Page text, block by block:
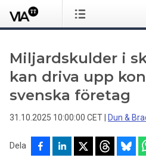
Miljardskulder i
kan driva upp
svenska företag
31.10.2025 10:00:00 CET Dun &
Dela